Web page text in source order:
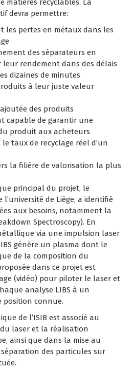
matières recyclables. La
devra permettre:
les pertes en métaux dans les
des séparateurs en
rendement dans des délais
dizaines de minutes
à leur juste valeur
des produits
capable de garantir une
produit aux acheteurs
taux de recyclage réel d’un
la filière de valorisation la plus
principal du projet, le
l’université de Liège, a identifié
aux besoins, notamment la
Spectroscopy). En
via une impulsion laser
génère un plasma dont le
de la composition du
dans ce projet est
(vidéo) pour piloter le laser et
analyse LIBS à un
position connue.
de l’ISIB est associé au
laser et la réalisation
ainsi que dans la mise au
des particules sur